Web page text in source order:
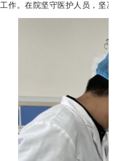
作。在院坚守医护人员，坚决服